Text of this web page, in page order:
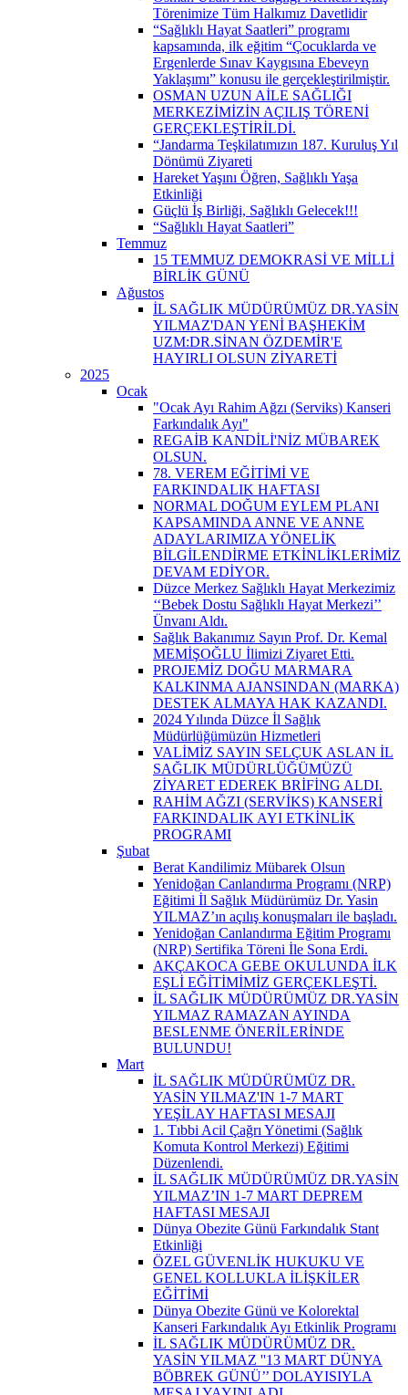
Törenimize Tüm Halkımız Davetlidir
“Sağlıklı Hayat Saatleri” programı
kapsamında, ilk eğitim “Çocuklarda ve
Ergenlerde Sınav Kaygısına Ebeveyn
Yaklaşımı” konusu ile gerçekleştirilmiştir.
OSMAN UZUN AİLE SAĞLIĞI
MERKEZİMİZİN AÇILIŞ TÖRENİ
GERÇEKLEŞTİRİLDİ.
“Jandarma Teşkilatımızın 187. Kuruluş Yıl
Dönümü Ziyareti
Hareket Yaşını Öğren, Sağlıklı Yaşa
Etkinliği
Güçlü İş Birliği, Sağlıklı Gelecek!!!
“Sağlıklı Hayat Saatleri”
Temmuz
15 TEMMUZ DEMOKRASİ VE MİLLİ
BİRLİK GÜNÜ
Ağustos
İL SAĞLIK MÜDÜRÜMÜZ DR.YASİN
YILMAZ'DAN YENİ BAŞHEKİM
UZM:DR.SİNAN ÖZDEMİR'E
HAYIRLI OLSUN ZİYARETİ
2025
Ocak
"Ocak Ayı Rahim Ağzı (Serviks) Kanseri
Farkındalık Ayı"
REGAİB KANDİLİ'NİZ MÜBAREK
OLSUN.
78. VEREM EĞİTİMİ VE
FARKINDALIK HAFTASI
NORMAL DOĞUM EYLEM PLANI
KAPSAMINDA ANNE VE ANNE
ADAYLARIMIZA YÖNELİK
BİLGİLENDİRME ETKİNLİKLERİMİZ
DEVAM EDİYOR.
Düzce Merkez Sağlıklı Hayat Merkezimiz
‘‘Bebek Dostu Sağlıklı Hayat Merkezi’’
Ünvanı Aldı.
Sağlık Bakanımız Sayın Prof. Dr. Kemal
MEMİŞOĞLU İlimizi Ziyaret Etti.
PROJEMİZ DOĞU MARMARA
KALKINMA AJANSINDAN (MARKA)
DESTEK ALMAYA HAK KAZANDI.
2024 Yılında Düzce İl Sağlık
Müdürlüğümüzün Hizmetleri
VALİMİZ SAYIN SELÇUK ASLAN İL
SAĞLIK MÜDÜRLÜĞÜMÜZÜ
ZİYARET EDEREK BRİFİNG ALDI.
RAHİM AĞZI (SERVİKS) KANSERİ
FARKINDALIK AYI ETKİNLİK
PROGRAMI
Şubat
Berat Kandilimiz Mübarek Olsun
Yenidoğan Canlandırma Programı (NRP)
Eğitimi İl Sağlık Müdürümüz Dr. Yasin
YILMAZ’ın açılış konuşmaları ile başladı.
Yenidoğan Canlandırma Eğitim Programı
(NRP) Sertifika Töreni İle Sona Erdi.
AKÇAKOCA GEBE OKULUNDA İLK
EŞLİ EĞİTİMİMİZ GERÇEKLEŞTİ.
İL SAĞLIK MÜDÜRÜMÜZ DR.YASİN
YILMAZ RAMAZAN AYINDA
BESLENME ÖNERİLERİNDE
BULUNDU!
Mart
İL SAĞLIK MÜDÜRÜMÜZ DR.
YASİN YILMAZ'IN 1-7 MART
YEŞİLAY HAFTASI MESAJI
1. Tıbbi Acil Çağrı Yönetimi (Sağlık
Komuta Kontrol Merkezi) Eğitimi
Düzenlendi.
İL SAĞLIK MÜDÜRÜMÜZ DR.YASİN
YILMAZ’IN 1-7 MART DEPREM
HAFTASI MESAJI
Dünya Obezite Günü Farkındalık Stant
Etkinliği
ÖZEL GÜVENLİK HUKUKU VE
GENEL KOLLUKLA İLİŞKİLER
EĞİTİMİ
Dünya Obezite Günü ve Kolorektal
Kanseri Farkındalık Ayı Etkinlik Programı
İL SAĞLIK MÜDÜRÜMÜZ DR.
YASİN YILMAZ ''13 MART DÜNYA
BÖBREK GÜNÜ’’ DOLAYISIYLA